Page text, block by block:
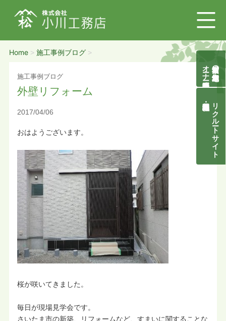
Home> 施工事例ブログ>
施工事例ブログ
外壁リフォーム
2017/04/06
おはようございます。
桜が咲いてきました。
毎日が現場見学会です。
さいたま市の新築、リフォームなど、すまいに関することな
自然素材の無垢木造住宅
オーナー様募集説明会
リクルートサイト